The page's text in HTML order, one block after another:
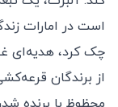
است در امارات
چک کرد، هدیه‌ای
از برندگان